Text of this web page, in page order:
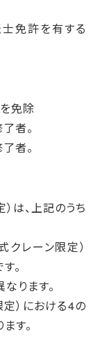
免許を有する
免除
者。
者。
は、上記のうち
クレーン限定）
。
ります。
定）における4の
す。